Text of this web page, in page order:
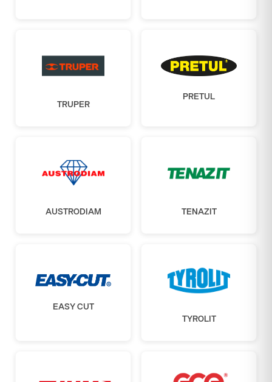
TRUPER
PRETUL
AUSTRODIAM TENAZIT
EASY CUT
TYROLIT